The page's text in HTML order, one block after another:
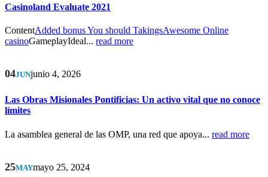
Casinoland Evaluate 2021
ContentAdded bonus You should TakingsAwesome Online
casinoGameplayIdeal... read more
04JUNjunio 4, 2026
Las Obras Misionales Pontificias: Un activo vital que no conoce
límites
La asamblea general de las OMP, una red que apoya... read more
25MAYmayo 25, 2024